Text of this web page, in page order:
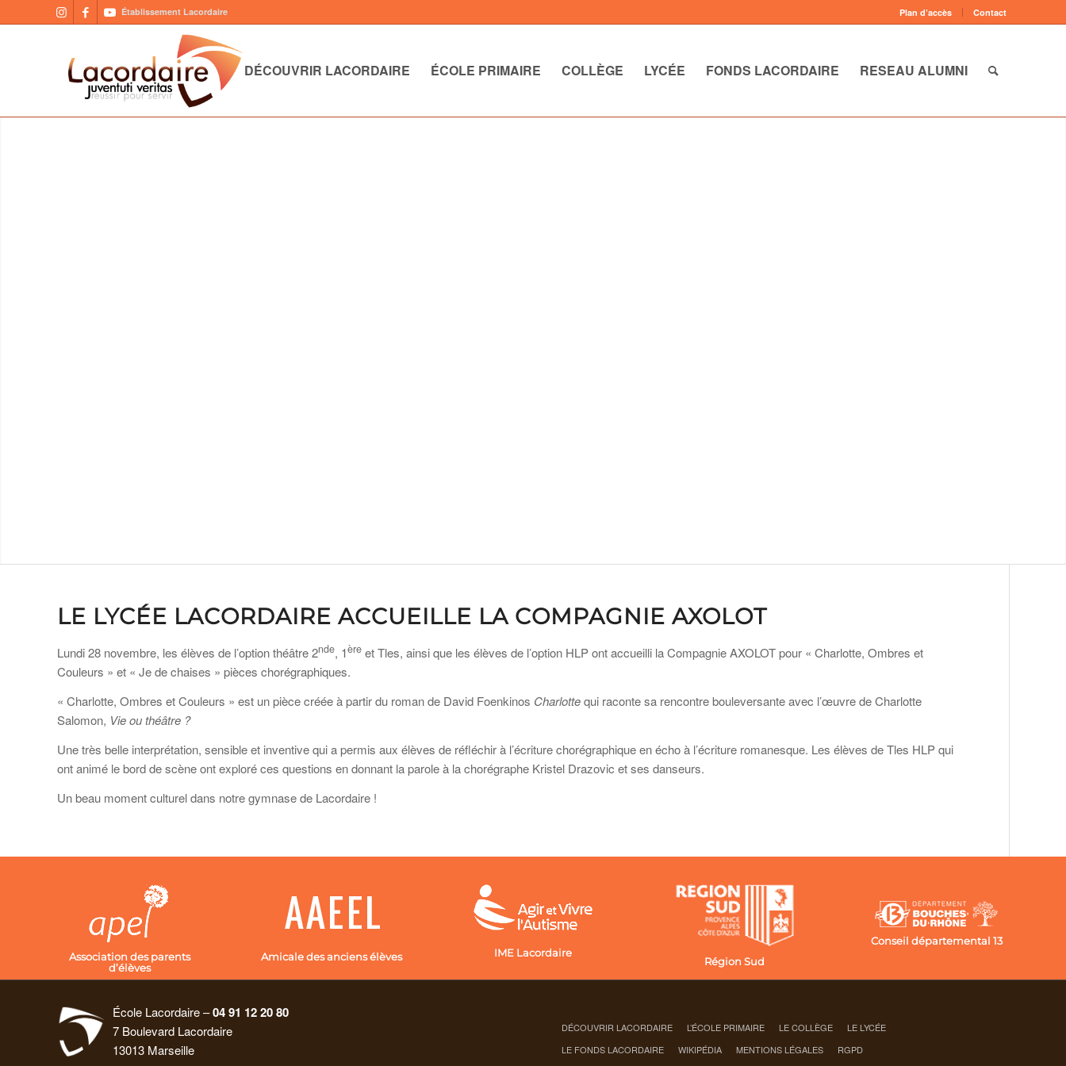
Plan d’accès Contact
Établissement Lacordaire
DÉCOUVRIR LACORDAIRE ÉCOLE PRIMAIRE COLLÈGE LYCÉE FONDS LACORDAIRE RESEAU ALUMNI
LE LYCÉE LACORDAIRE ACCUEILLE LA COMPAGNIE AXOLOT
Lundi 28 novembre, les élèves de l’option théâtre 2nde, 1ère et Tles, ainsi que les élèves de l’option HLP ont accueilli la Compagnie AXOLOT pour « Charlotte, Ombres et
Couleurs » et « Je de chaises » pièces chorégraphiques.
« Charlotte, Ombres et Couleurs » est un pièce créée à partir du roman de David Foenkinos Charlottequi raconte sa rencontre bouleversante avec l’œuvre de Charlotte
Salomon, Vie ou théâtre ?
Une très belle interprétation, sensible et inventive qui a permis aux élèves de réfléchir à l’écriture chorégraphique en écho à l’écriture romanesque. Les élèves de Tles HLP qui
ont animé le bord de scène ont exploré ces questions en donnant la parole à la chorégraphe Kristel Drazovic et ses danseurs.
Un beau moment culturel dans notre gymnase de Lacordaire !
Association des parents
d’élèves
Amicale des anciens élèves IME Lacordaire
Région Sud
Conseil départemental 13
École Lacordaire –04 91 12 20 80
7 Boulevard Lacordaire
13013 Marseille
DÉCOUVRIR LACORDAIRE L’ÉCOLE PRIMAIRE LE COLLÈGE
LE LYCÉE
LE FONDS LACORDAIRE
WIKIPÉDIA MENTIONS LÉGALES
RGPD